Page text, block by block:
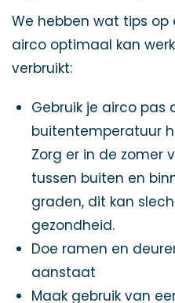
We hebben wat tips op
airco optimaal kan
verbruikt:
Gebruik je airco pas
buitentemperatuur
Zorg er in de zomer
tussen buiten en
graden, dit kan
gezondheid.
Doe ramen en
aanstaat
Maak gebruik van